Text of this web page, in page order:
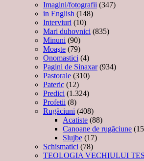
Imagini/fotografii (347)
in English (148)
Interviuri (10)
Mari duhovnici (835)
Minuni (90)
Moaşte (79)
Onomastici (4)
Pagini de Sinaxar(934)
Pastorale (310)
Pateric (12)
Predici (1.324)
Profetii (8)
Rugăciuni (408)
Acatiste (88)
Canoane de rugăciune
Slujbe (17)
Schismatici (78)
TEOLOGIA VECHIULUI